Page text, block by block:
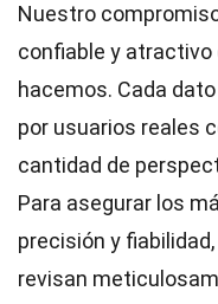
Nuestro
confiable y atractivo
hacemos. Cada
por usuarios reales
cantidad de
Para asegurar los
precisión y
revisan